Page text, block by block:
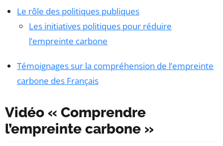
Le rôle des politiques publiques
Les initiatives politiques pour réduire
l’empreinte carbone
Témoignages sur la compréhension de l’empreinte
carbone des Français
Vidéo « Comprendre
l’empreinte carbone »